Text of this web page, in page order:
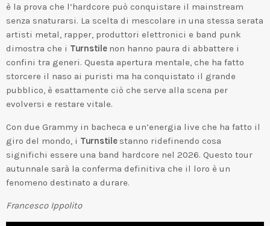
è la prova che l’hardcore può conquistare il mainstream
senza snaturarsi. La scelta di mescolare in una stessa serata
artisti metal, rapper, produttori elettronici e band punk
dimostra che i Turnstilenon hanno paura di abbattere i
confini tra generi. Questa apertura mentale, che ha fatto
storcere il naso ai puristi ma ha conquistato il grande
pubblico, è esattamente ciò che serve alla scena per
evolversi e restare vitale.
Con due Grammy in bacheca e un’energia live che ha fatto il
giro del mondo, i Turnstilestanno ridefinendo cosa
significhi essere una band hardcore nel 2026. Questo tour
autunnale sarà la conferma definitiva che il loro è un
fenomeno destinato a durare.
Francesco Ippolito